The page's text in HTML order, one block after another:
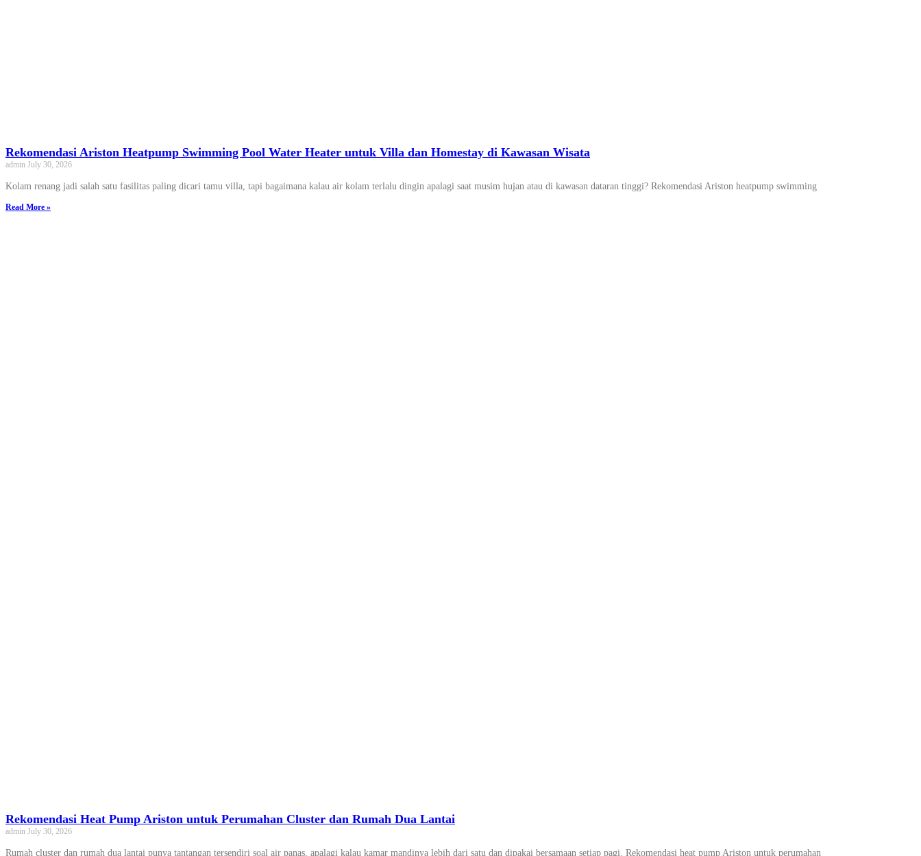
Rekomendasi Ariston Heatpump Swimming Pool Water Heater untuk Villa dan Homestay di Kawasan Wisata
admin July 30, 2026
Kolam renang jadi salah satu fasilitas paling dicari tamu villa, tapi bagaimana kalau air kolam terlalu dingin apalagi saat musim hujan atau di kawasan dataran tinggi? Rekomendasi Ariston heatpump swimming
Read More »
Rekomendasi Heat Pump Ariston untuk Perumahan Cluster dan Rumah Dua Lantai
admin July 30, 2026
Rumah cluster dan rumah dua lantai punya tantangan tersendiri soal air panas, apalagi kalau kamar mandinya lebih dari satu dan dipakai bersamaan setiap pagi. Rekomendasi heat pump Ariston untuk perumahan